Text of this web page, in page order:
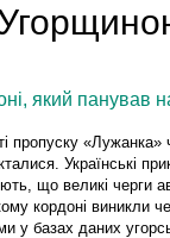
який панував
пропуску «Лужанка»
Українські
що великі черги
кордоні виникли
у базах даних